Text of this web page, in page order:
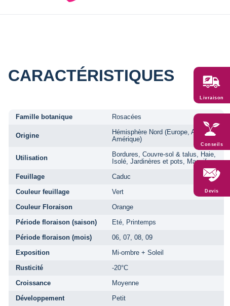
CARACTÉRISTIQUES
Famille botanique Rosacées
Origine
Hémisphère Nord (Europe, Asie,
Amérique)
Utilisation
Bordures, Couvre-sol & talus, Haie,
Isolé, Jardinères et pots, Massifs
Feuillage
Caduc
Couleur feuillage
Vert
Couleur Floraison
Orange
Période floraison (saison)
Eté, Printemps
Période floraison (mois)
06, 07, 08, 09
Exposition
Mi-ombre + Soleil
Rusticité
-20°C
Croissance
Moyenne
Développement
Petit
Livraison
Conseils
Devis